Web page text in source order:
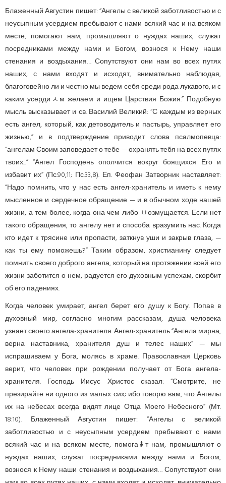
Блаженный Августин пишет: “Ангелы с великой заботливостью и с
неусыпным усердием пребывают с нами всякий час и на всяком
месте, помогают нам, промышляют о нуждах наших, служат
посредниками между нами и Богом, вознося к Нему наши
стенания и воздыхания… Сопутствуют они нам во всех путях
наших, с нами входят и исходят, внимательно наблюдая,
благоговейно ли и честно мы ведем себя среди рода лукавого, и с
каким усердиﾵм желаем и ищем Царствия Божия.” Подобную
мысль высказывает и св. Василий Великий: “С каждым из верных
есть ангел, который, как детоводитель и пастырь, управляет его
жизнью,” и в подтверждение приводит слова псалмопевца:
“ангелам Своим заповедает о тебе — охранять тебя на всех путях
твоих...” “Ангел Господень ополчится вокруг боящихся Его и
избавит их” (Пс.90,11; Пс.33,8). Еп. Феофан Затворник наставляет:
“Надо помнить, что у нас есть ангел-хранитель и иметь к нему
мысленное и сердечное обращение — и в обычном ходе нашей
жизни, а тем более, когда она чем-либо ﾲозмуща­ется. Если нет
такого обращения, то ангелу нет и способа вразумить нас. Когда
кто идет к трясине или пропасти, заткнув уши и закрыв глаза, —
как ты ему поможешь?” Таким образом, христианину следует
помнить своего доброго ангела, который на протяжении всей его
жизни заботится о нем, радуется его духовным успехам, скорбит
об его падениях.
Когда человек умирает, ангел берет его душу к Богу. Попав в
духовный мир, согласно многим рассказам, душа человека
узнает своего ангела-хранителя. Ангел-хранитель “Ангела мирна,
верна наставника, хранителя душ и телес наших” — мы
испрашиваем у Бога, молясь в храме. Православная Церковь
верит, что человек при рождении получает от Бога ангела-
хранителя. Господь Иисус Христос сказал: “Смотрите, не
презирайте ни одного из малых сих; ибо говорю вам, что Ангелы
их на небесах всегда видят лице Отца Моего Небесного” (Мт.
18:10). Блаженный Августин пишет: “Ангелы с великой
заботливостью и с неусыпным усердием пребывают с нами
всякий час и на всяком месте, помогаﾎт нам, промышляют о
нуждах наших, служат посредниками между нами и Богом,
вознося к Нему наши стенания и воздыхания… Сопутствуют они